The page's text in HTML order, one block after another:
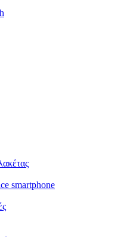
smartphone